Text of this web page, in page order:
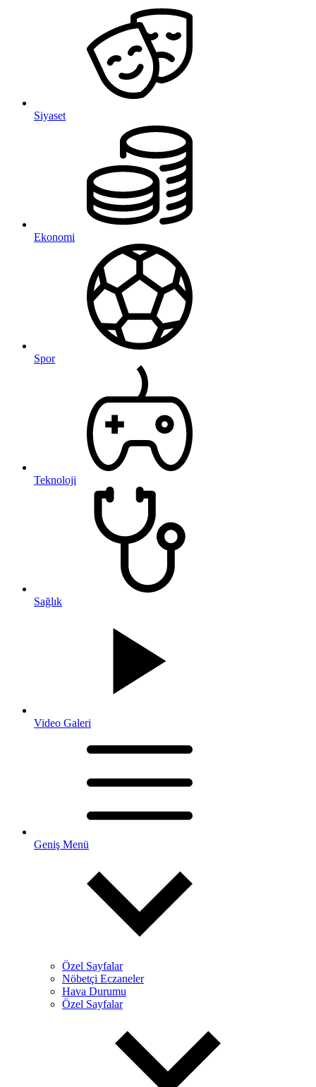
Siyaset
Ekonomi
Spor
Teknoloji
Sağlık
Video Galeri
Geniş Menü
Özel Sayfalar
Nöbetçi Eczaneler
Hava Durumu
Özel Sayfalar